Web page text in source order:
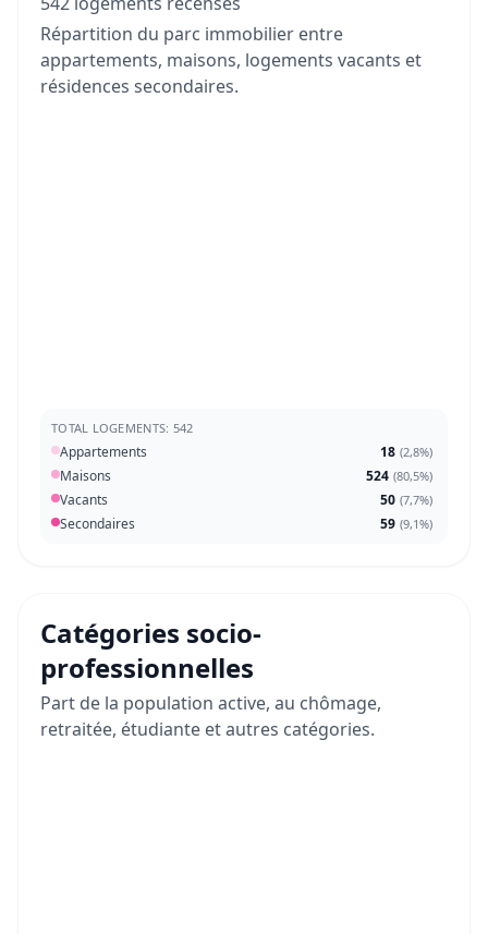
Répartition du parc immobilier entre
appartements, maisons, logements vacants et
résidences secondaires.
TOTAL LOGEMENTS: 542
Appartements 18 (2,8%)
Maisons 524 (80,5%)
Vacants 50 (7,7%)
Secondaires 59 (9,1%)
Catégories socio-
professionnelles
Part de la population active, au chômage,
retraitée, étudiante et autres catégories.